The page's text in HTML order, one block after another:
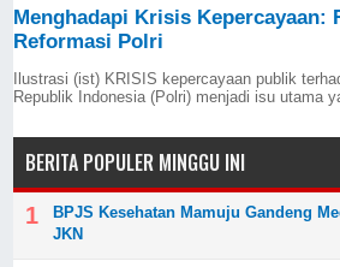
Menghadapi Krisis Kepercayaan:
Reformasi Polri
Ilustrasi (ist) KRISIS kepercayaan publik
Republik Indonesia (Polri) menjadi isu utama
BERITA POPULER MINGGU INI
BPJS Kesehatan Mamuju Gandeng
JKN